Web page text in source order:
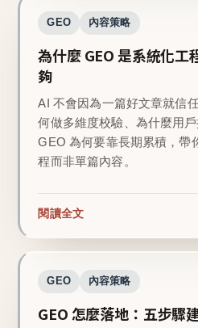
GEO 內容策略
為什麼 GEO 是系統化工
夠
AI 不會因為一篇好文章就信
何做多維度校驗、為什麼用
GEO 為何要靠長期累積，帶
程而非單篇內容。
閱讀全文
GEO 內容策略
GEO 怎麼落地：五步驟